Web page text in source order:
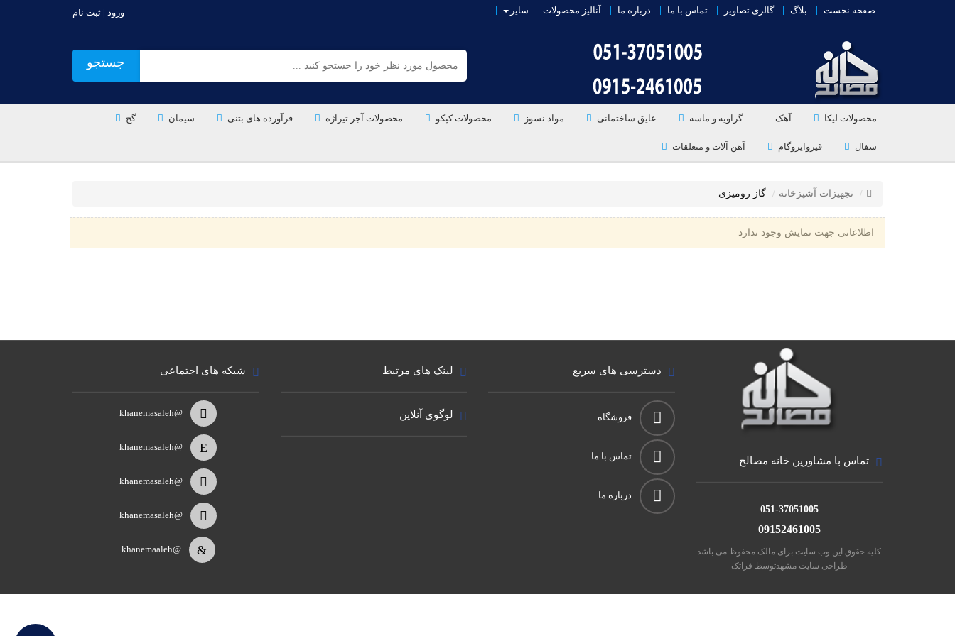
صفحه نخست بلاگ گالری تصاویر تماس با ما درباره ما آنالیز محصولات سایر ورود | ثبت نام
جستجو
محصولات لیکا آهک گراویه و ماسه عایق ساختمانی مواد نسوز محصولات کپکو محصولات آجر تیراژه فرآورده های بتنی سیمان گچ
سفال قیروایزوگام آهن آلات و متعلقات
تجهیزات آشپزخانه گاز رومیزی
اطلاعاتی جهت نمایش وجود ندارد
تماس با مشاورین خانه مصالح
051-37051005
09152461005
کلیه حقوق این وب سایت برای مالک محفوظ می باشد
طراحی سایت مشهدتوسط فراتک
دسترسی های سریع
فروشگاه
تماس با ما
درباره ما
لینک های مرتبط
لوگوی آنلاین
شبکه های اجتماعی
@khanemasaleh
@khanemasaleh
@khanemasaleh
@khanemasaleh
@khanemaaleh